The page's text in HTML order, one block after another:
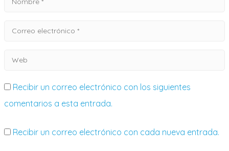
Recibir un correo electrónico con los siguientes
comentarios a esta entrada.
Recibir un correo electrónico con cada nueva entrada.